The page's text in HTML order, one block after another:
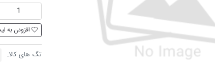
افزودن به
تگ های کالا: